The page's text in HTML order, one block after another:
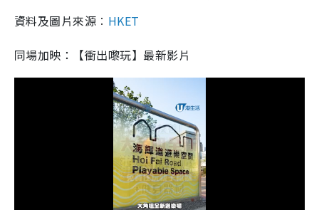
資料及圖片來源︰ HKET
同場加映：【衝出嚟玩】最新影片